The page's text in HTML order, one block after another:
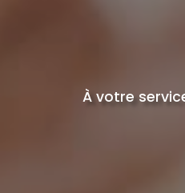
À votre